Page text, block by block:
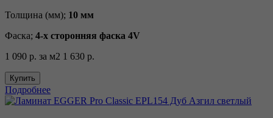
Толщина (мм); 10 мм
Фаска; 4-х сторонняя фаска 4V
1 090 р. за м2 1 630 р.
Купить
Подробнее